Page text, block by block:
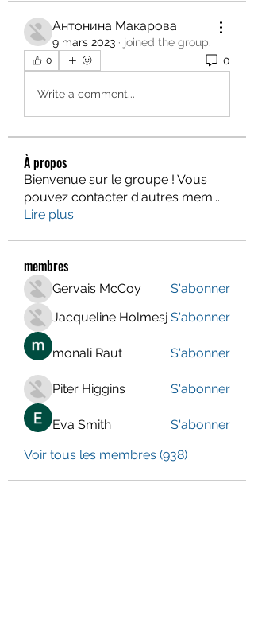
Антонина Макарова
9 mars 2023 · joined the group.
0 0
Write a comment...
À propos
Bienvenue sur le groupe ! Vous
pouvez contacter d'autres mem...
Lire plus
membres
Gervais McCoy
S'abonner
Jacqueline Holmesj S'abonner
monali Raut S'abonner
Piter Higgins S'abonner
Eva Smith
S'abonner
Voir tous les membres (938)